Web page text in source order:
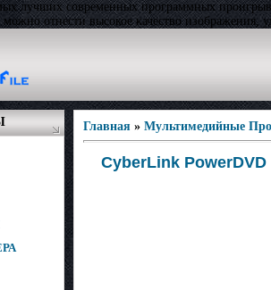
лучших современных программных
можно отнести высокое качество
Главная » Мультимедийные
CyberLink PowerDVD